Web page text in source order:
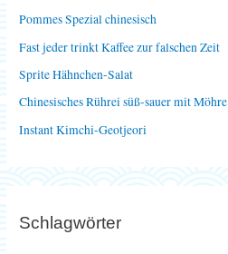
c
h
:
Pommes Spezial chinesisch
Fast jeder trinkt Kaffee zur falschen Zeit
Sprite Hähnchen-Salat
Chinesisches Rührei süß-sauer mit Möhre
Instant Kimchi-Geotjeori
Schlagwörter